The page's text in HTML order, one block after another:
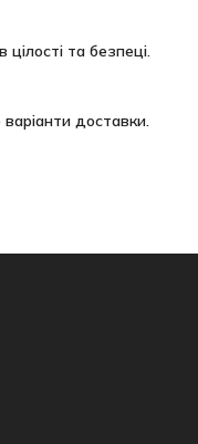
та безпеці.
доставки.